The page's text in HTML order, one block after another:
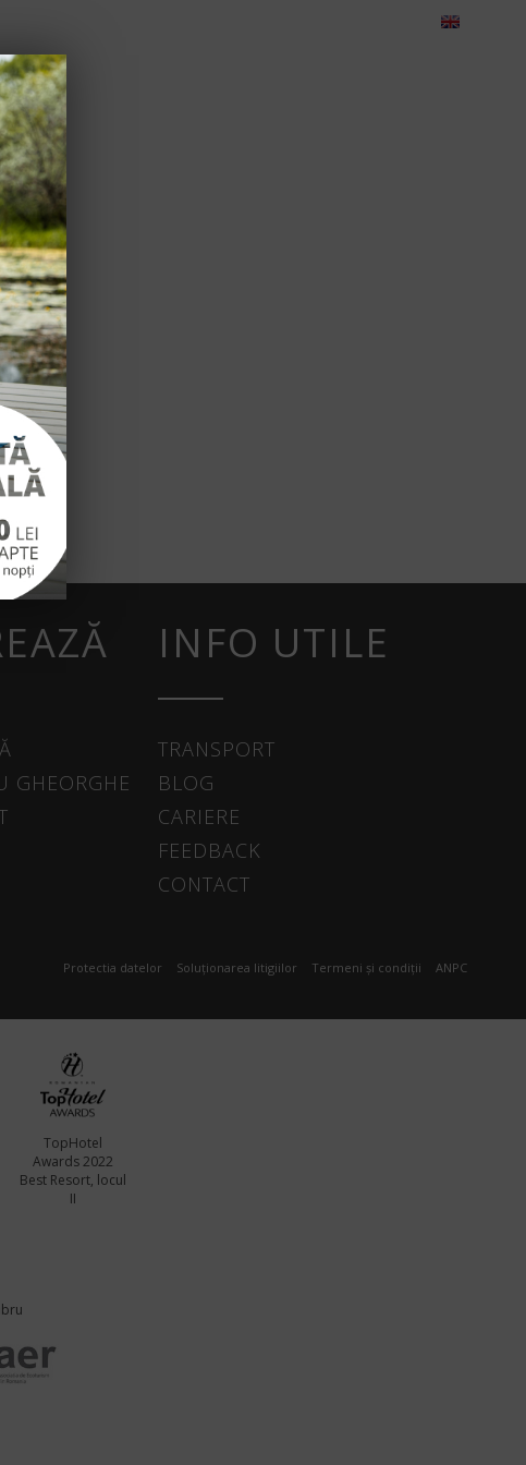
CORPORATE
GHEORGHE
INFO UTILE
TRANSPORT
BLOG
CARIERE
FEEDBACK
CONTACT
Protectia datelor Soluționarea litigiilor Termeni și condiții ANPC
TopHotel
Awards 2022
Best Resort, locul
II